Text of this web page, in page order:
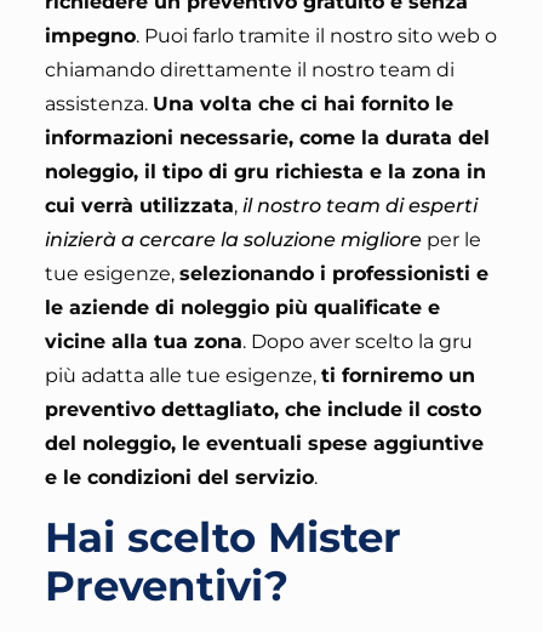
impegno. Puoi farlo tramite il nostro sito web o
chiamando direttamente il nostro team di
assistenza. Una volta che ci hai fornito le
informazioni necessarie, come la durata del
noleggio, il tipo di gru richiesta e la zona in
cui verrà utilizzata, il nostro team di esperti
inizierà a cercare la soluzione miglioreper le
tue esigenze, selezionando i professionisti e
le aziende di noleggio più qualificate e
vicine alla tua zona. Dopo aver scelto la gru
più adatta alle tue esigenze, ti forniremo un
preventivo dettagliato, che include il costo
del noleggio, le eventuali spese aggiuntive
e le condizioni del servizio.
Hai scelto Mister
Preventivi?